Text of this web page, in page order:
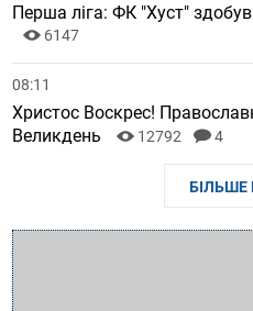
Перша ліга: ФК "Хуст"
6147
08:11
Христос Воскрес!
Великдень
12792 4
БІЛЬШЕ